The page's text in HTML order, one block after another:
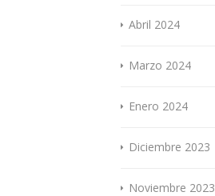
Abril 2024
Marzo 2024
Enero 2024
Diciembre 2023
Noviembre 2023